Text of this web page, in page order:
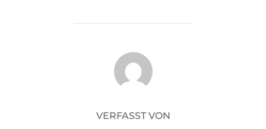
BEITRAGSAUTOR
VERFASST VON